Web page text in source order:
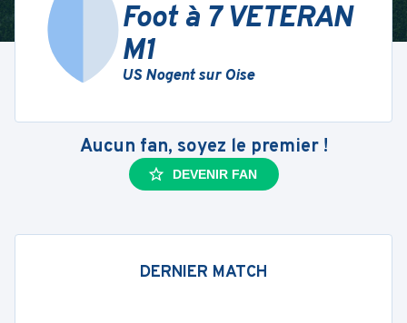
Foot à 7 VETERAN
M1
US Nogent sur Oise
Aucun fan, soyez le premier !
DEVENIR FAN
DERNIER MATCH